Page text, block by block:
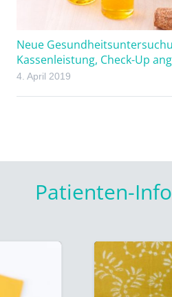
Neue
Kassenleistung, Check-Up
4. April 2019
Patienten-